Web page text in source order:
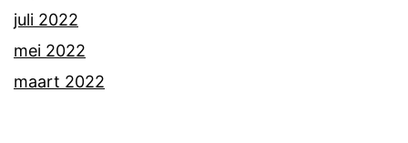
juli 2022
mei 2022
maart 2022